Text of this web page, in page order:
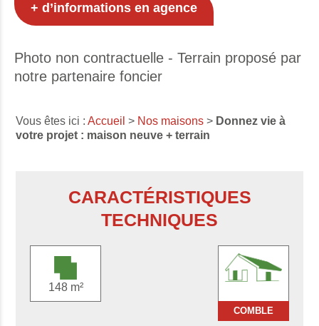
+ d’informations en agence
Photo non contractuelle - Terrain proposé par
notre partenaire foncier
Vous êtes ici :Accueil > Nos maisons > Donnez vie à
votre projet : maison neuve + terrain
CARACTÉRISTIQUES
TECHNIQUES
148 m²
COMBLE